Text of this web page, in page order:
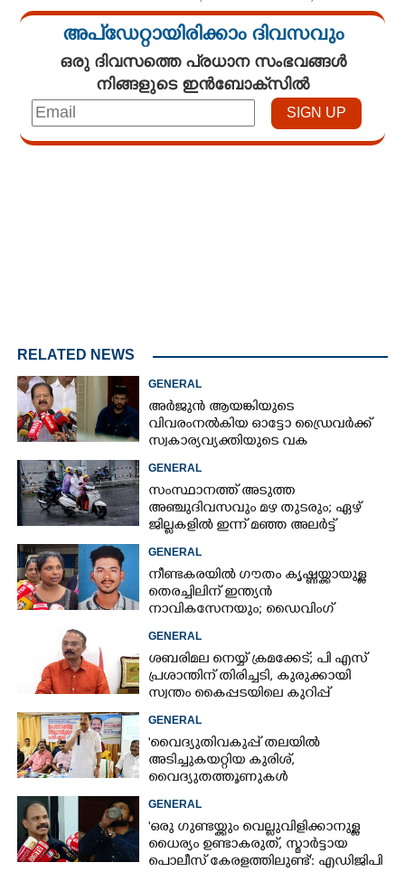
അപ്ഡേറ്റായിരിക്കാം ദിവസവും
ഒരു ദിവസത്തെ പ്രധാന സംഭവങ്ങൾ
നിങ്ങളുടെ ഇൻബോക്സിൽ
RELATED NEWS
GENERAL
അർജുൻ ആയങ്കിയുടെ
വിവരംനൽകിയ ഓട്ടോ ഡ്രൈവർക്ക്
സ്വകാര്യവ്യക്തിയുടെ വക
ചെന്നിത്തല
GENERAL
സംസ്ഥാനത്ത് അടുത്ത
അ‌ഞ്ചുദിവസവും മഴ തുടരും; ഏഴ്
ജില്ലകളിൽ ഇന്ന് മഞ്ഞ അലർട്ട്
GENERAL
നീണ്ടകരയിൽ ഗൗതം കൃഷ്ണയ്ക്കായുള്ള
തെരച്ചിലിന് ഇന്ത്യൻ
നാവികസേനയും; ഡൈവിംഗ്
GENERAL
ശബരിമല നെയ്യ് ക്രമക്കേട്; പി എസ്
പ്രശാന്തിന് തിരിച്ചടി, കുരുക്കായി
സ്വന്തം കൈപ്പടയിലെ കുറിപ്പ്
GENERAL
'വൈദ്യുതിവകുപ്പ് തലയിൽ
അടിച്ചുകയറ്റിയ കുരിശ്‌,
വൈദ്യുതത്തൂണുകൾ
വിളിക്കുന്ന കാലമാണിത്'
GENERAL
'ഒരു ഗുണ്ടയ്ക്കും വെല്ലുവിളിക്കാനുള്ള
ധൈര്യം ഉണ്ടാകരുത്, സ്മാർട്ടായ
പൊലീസ് കേരളത്തിലുണ്ട്': എഡിജിപി